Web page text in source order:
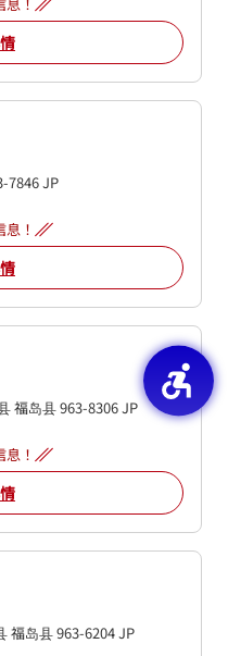
7846JP
！
福岛县963-8306JP
！
福岛县963-6204JP